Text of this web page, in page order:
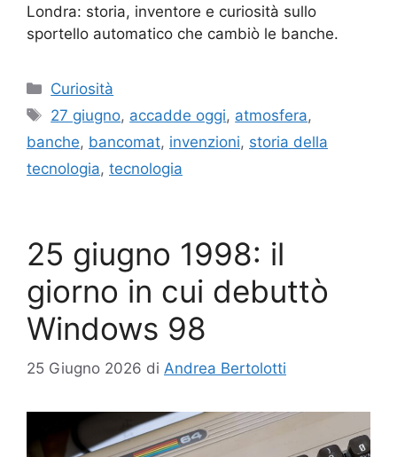
Londra: storia, inventore e curiosità sullo
sportello automatico che cambiò le banche.
Categorie
Curiosità
Tag
27 giugno, accadde oggi, atmosfera,
banche, bancomat, invenzioni, storia della
tecnologia, tecnologia
25 giugno 1998: il
giorno in cui debuttò
Windows 98
25 Giugno 2026 di Andrea Bertolotti